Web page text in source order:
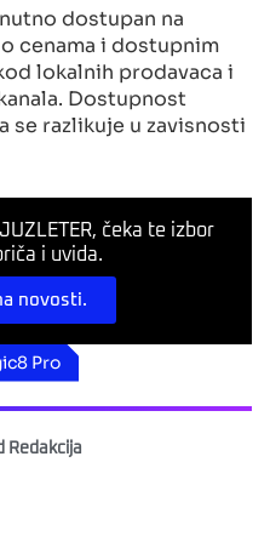
dostupan na
cenama i dostupnim
lokalnih prodavaca i
Dostupnost
se razlikuje u zavisnosti
čeka te izbor
i uvida.
novosti.
Pro
Redakcija